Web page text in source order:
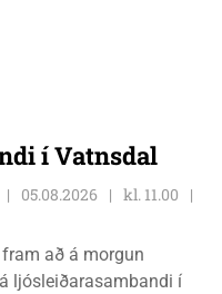
í Vatnsdal
05.08.2026
kl. 11.00
að á morgun
ljósleiðarasambandi í